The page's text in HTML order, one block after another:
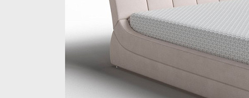
Стеллажи и полки
Товары для дома
Бренды